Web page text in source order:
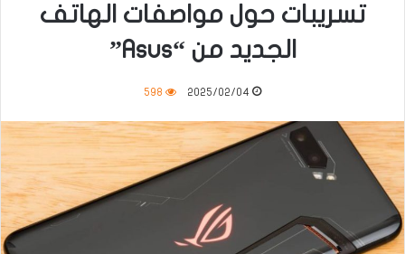
تسريبات حول مواصفات الهاتف
الجديد من “Asus”
2025/02/04
598